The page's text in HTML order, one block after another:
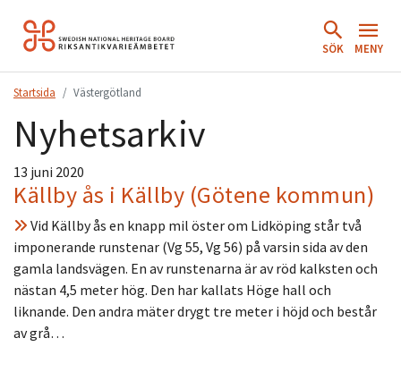
Hoppa
till
SÖK MENY
Startsida Västergötland
Nyhetsarkiv
13 juni 2020
Källby ås i Källby (Götene kommun)
Vid Källby ås en knapp mil öster om Lidköping står två
imponerande runstenar (Vg 55, Vg 56) på varsin sida av den
gamla landsvägen. En av runstenarna är av röd kalksten och
nästan 4,5 meter hög. Den har kallats Höge hall och
liknande. Den andra mäter drygt tre meter i höjd och består
av grå…